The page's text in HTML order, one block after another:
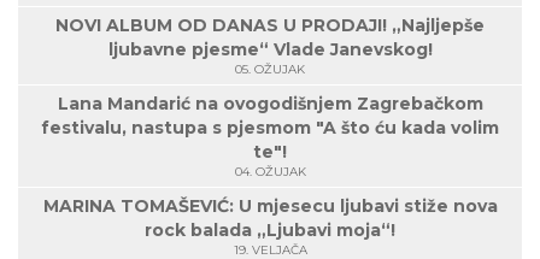
NOVI ALBUM OD DANAS U PRODAJI! „Najljepše
ljubavne pjesme“ Vlade Janevskog!
05. OŽUJAK
Lana Mandarić na ovogodišnjem Zagrebačkom
festivalu, nastupa s pjesmom "A što ću kada volim
te"!
04. OŽUJAK
MARINA TOMAŠEVIĆ: U mjesecu ljubavi stiže nova
rock balada „Ljubavi moja“!
19. VELJAČA